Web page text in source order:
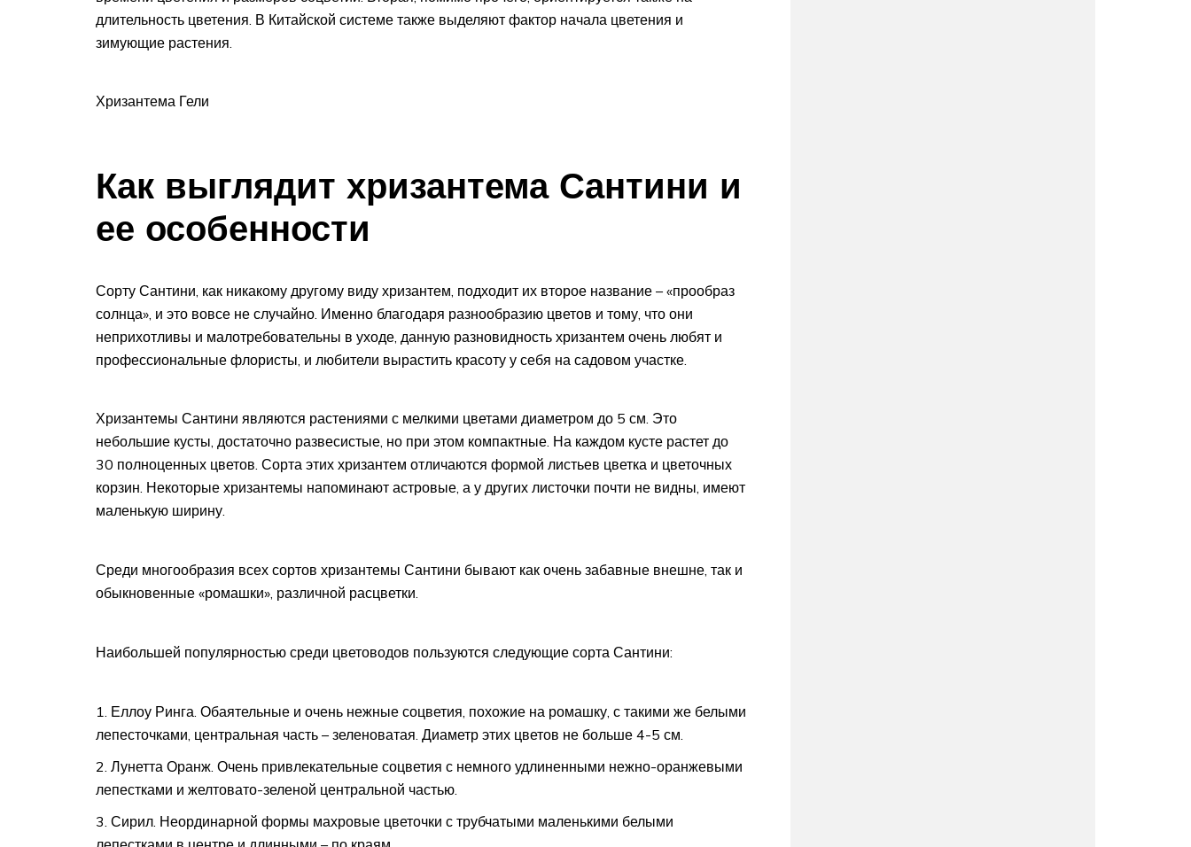
длительность цветения. В Китайской системе также выделяют фактор начала цветения и
зимующие растения.
Хризантема Гели
Как выглядит хризантема Сантини и
ее особенности
Сорту Сантини, как никакому другому виду хризантем, подходит их второе название – «прообраз
солнца», и это вовсе не случайно. Именно благодаря разнообразию цветов и тому, что они
неприхотливы и малотребовательны в уходе, данную разновидность хризантем очень любят и
профессиональные флористы, и любители вырастить красоту у себя на садовом участке.
Хризантемы Сантини являются растениями с мелкими цветами диаметром до 5 см. Это
небольшие кусты, достаточно развесистые, но при этом компактные. На каждом кусте растет до
30 полноценных цветов. Сорта этих хризантем отличаются формой листьев цветка и цветочных
корзин. Некоторые хризантемы напоминают астровые, а у других листочки почти не видны, имеют
маленькую ширину.
Среди многообразия всех сортов хризантемы Сантини бывают как очень забавные внешне, так и
обыкновенные «ромашки», различной расцветки.
Наибольшей популярностью среди цветоводов пользуются следующие сорта Сантини:
Еллоу Ринга. Обаятельные и очень нежные соцветия, похожие на ромашку, с такими же белыми
лепесточками, центральная часть – зеленоватая. Диаметр этих цветов не больше 4-5 см.
Лунетта Оранж. Очень привлекательные соцветия с немного удлиненными нежно-оранжевыми
лепестками и желтовато-зеленой центральной частью.
Сирил. Неординарной формы махровые цветочки с трубчатыми маленькими белыми